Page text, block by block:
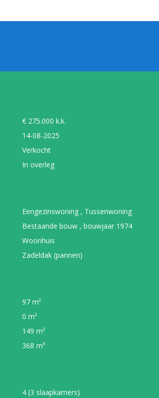
€ 275.000 k.k.
14-08-2025
Verkocht
In overleg
Eengezinswoning , Tussenwoning
Bestaande bouw , bouwjaar 1974
Woonhuis
Zadeldak (pannen)
97 m²
0 m²
149 m²
368 m³
4 (3 slaapkamers)